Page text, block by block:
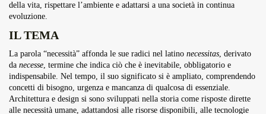
della vita, rispettare l’ambiente e adattarsi a una società in continua
evoluzione.
IL TEMA
La parola “necessità” affonda le sue radici nel latino necessitas, derivato
da necesse, termine che indica ciò che è inevitabile, obbligatorio e
indispensabile. Nel tempo, il suo significato si è ampliato, comprendendo
concetti di bisogno, urgenza e mancanza di qualcosa di essenziale.
Architettura e design si sono sviluppati nella storia come risposte dirette
alle necessità umane, adattandosi alle risorse disponibili, alle tecnologie